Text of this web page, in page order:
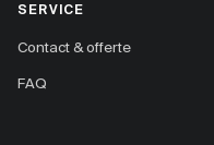
SERVICE
Contact & offerte
FAQ